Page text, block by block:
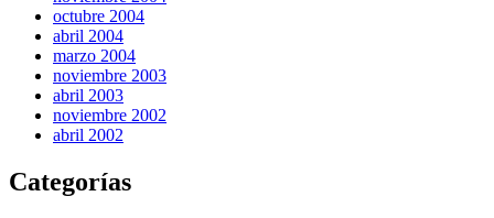
octubre 2004
abril 2004
marzo 2004
noviembre 2003
abril 2003
noviembre 2002
abril 2002
Categorías